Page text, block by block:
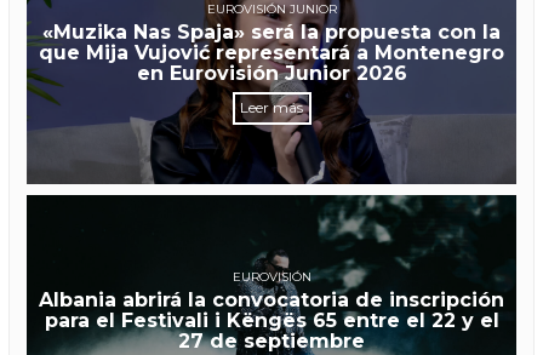
EUROVISIÓN JUNIOR
«Muzika Nas Spaja» será la propuesta con la
que Mija Vujović representará a Montenegro
en Eurovisión Junior 2026
Leer más
EUROVISIÓN
Albania abrirá la convocatoria de inscripción
para el Festivali i Këngës 65 entre el 22 y el
27 de septiembre